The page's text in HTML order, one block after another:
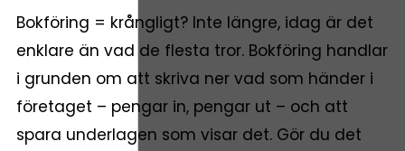
Bokföring = krångligt? Inte längre, idag är det
enklare än vad de flesta tror. Bokföring handlar
i grunden om att skriva ner vad som händer i
företaget – pengar in, pengar ut – och att
spara underlagen som visar det. Gör du det